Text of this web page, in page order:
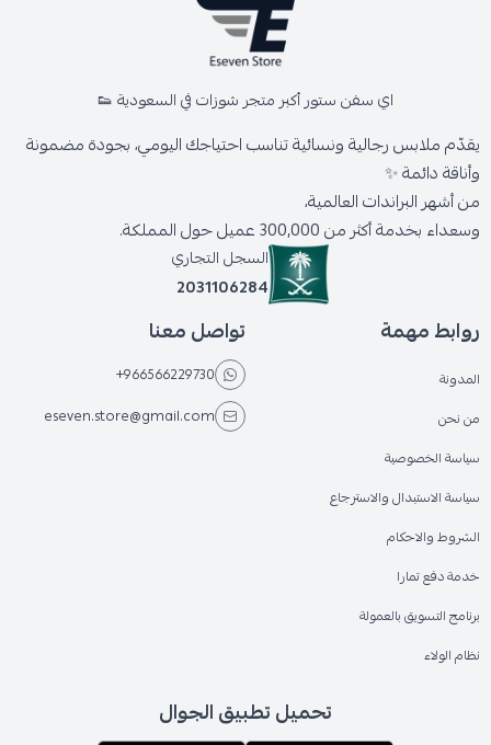
اي سفن ستور أكبر متجر شوزات في السعودية 👟
يقدّم ملابس رجالية ونسائية تناسب احتياجك اليومي، بجودة مضمونة
وأناقة دائمة ✨
من أشهر البراندات العالمية،
وسعداء بخدمة أكثر من 300,000 عميل حول المملكة.
السجل التجاري
2031106284
روابط مهمة
المدونة
من نحن
سياسة الخصوصية
سياسة الاستبدال والاسترجاع
الشروط والاحكام
خدمة دفع تمارا
برنامج التسويق بالعمولة
نظام الولاء
تواصل معنا
+966566229730
eseven.store@gmail.com
تحميل تطبيق الجوال